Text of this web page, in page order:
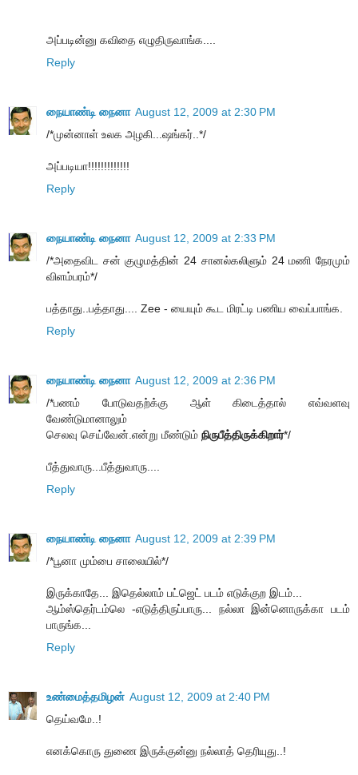
அப்படின்னு கவிதை எழுதிருவாங்க....
Reply
நையாண்டி நைனா August 12, 2009 at 2:30 PM
/*முன்னாள் உலக அழகி...ஷங்கர்..*/
அப்படியா!!!!!!!!!!!!!
Reply
நையாண்டி நைனா August 12, 2009 at 2:33 PM
/*அதைவிட சன் குழுமத்தின் 24 சானல்கலிளும் 24 மணி நேரமும்
விளம்பரம்*/
பத்தாது..பத்தாது.... Zee - யையும் கூட மிரட்டி பணிய வைப்பாங்க.
Reply
நையாண்டி நைனா August 12, 2009 at 2:36 PM
/*பணம் போடுவதற்க்கு ஆள் கிடைத்தால் எவ்வளவு
வேண்டுமானாலும்
செலவு செய்வேன்.என்று மீண்டும் நிருபீத்திருக்கிறார்*/
பீத்துவாரு...பீத்துவாரு....
Reply
நையாண்டி நைனா August 12, 2009 at 2:39 PM
/*பூனா மும்பை சாலையில்*/
இருக்காதே... இதெல்லாம் பட்ஜெட் படம் எடுக்குற இடம்...
ஆம்ஸ்தெர்டம்லெ -எடுத்திருப்பாரு... நல்லா இன்னொருக்கா படம்
பாருங்க...
Reply
உண்மைத்தமிழன் August 12, 2009 at 2:40 PM
தெய்வமே..!
எனக்கொரு துணை இருக்குன்னு நல்லாத் தெரியுது..!